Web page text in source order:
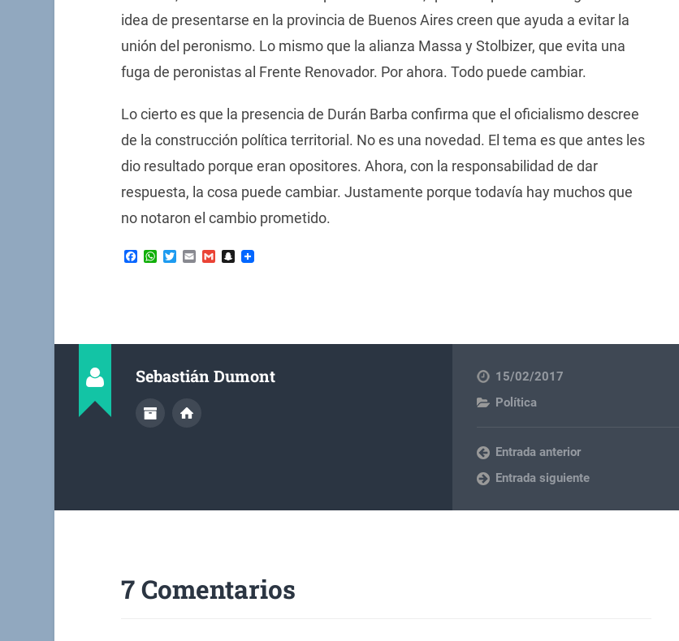
idea de presentarse en la provincia de Buenos Aires creen que ayuda a evitar la
unión del peronismo. Lo mismo que la alianza Massa y Stolbizer, que evita una
fuga de peronistas al Frente Renovador. Por ahora. Todo puede cambiar.
Lo cierto es que la presencia de Durán Barba confirma que el oficialismo descree
de la construcción política territorial. No es una novedad. El tema es que antes les
dio resultado porque eran opositores. Ahora, con la responsabilidad de dar
respuesta, la cosa puede cambiar. Justamente porque todavía hay muchos que
no notaron el cambio prometido.
Facebook
WhatsApp
Twitter
EmailGmailSnapchat
Sebastián Dumont
15/02/2017
Política
Entrada anterior
Entrada siguiente
7 Comentarios